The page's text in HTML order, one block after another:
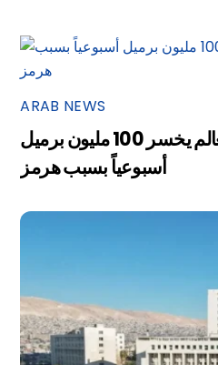
ARAB NEWS
رئيس “أرامكو”: العالم يخسر 100 مليون برميل
أسبوعياً بسبب هرمز